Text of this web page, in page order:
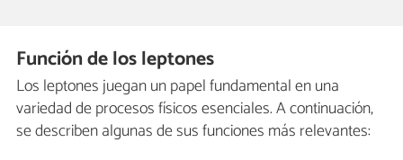
Función de los leptones
Los leptones juegan un papel fundamental en una
variedad de procesos físicos esenciales. A continuación,
se describen algunas de sus funciones más relevantes: